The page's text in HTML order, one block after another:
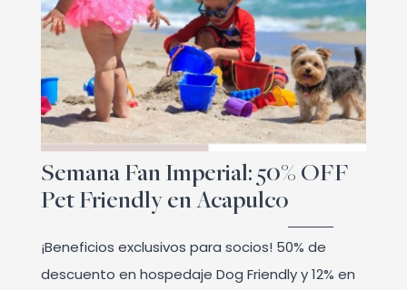
Semana Fan Imperial: 50% OFF
Pet Friendly en Acapulco
¡Beneficios exclusivos para socios! 50% de
descuento en hospedaje Dog Friendly y 12% en